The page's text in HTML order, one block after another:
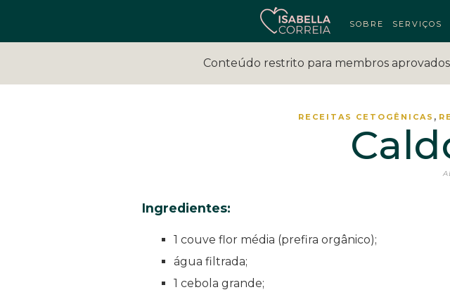
SOBRE SERVIÇOS
Conteúdo restrito para membros
RECEITAS CETOGÊNICAS ,
Ingredientes:
1 couve flor média (prefira orgânico);
água filtrada;
1 cebola grande;